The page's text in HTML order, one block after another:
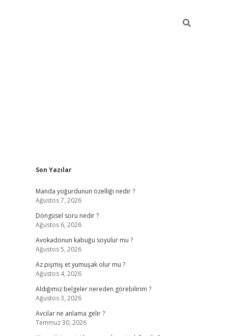
Sidebar
Son Yazılar
Manda yoğurdunun özelliği nedir ?
Ağustos 7, 2026
Döngüsel soru nedir ?
Ağustos 6, 2026
Avokadonun kabuğu soyulur mu ?
Ağustos 5, 2026
Az pişmiş et yumuşak olur mu ?
Ağustos 4, 2026
Aldığımız belgeler nereden görebilirim ?
Ağustos 3, 2026
Avcılar ne anlama gelir ?
Temmuz 30, 2026
elexbet yeni giriş adresi